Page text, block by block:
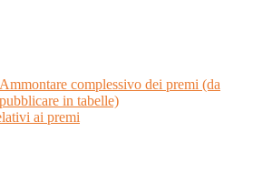
Ammontare complessivo dei premi (da
pubblicare in tabelle)
ai premi